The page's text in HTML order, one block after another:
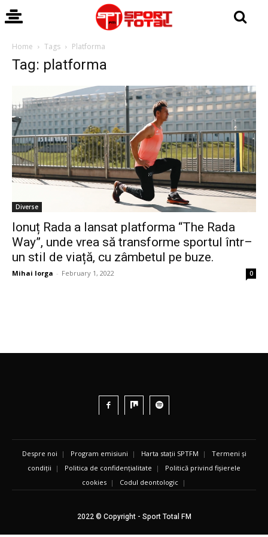
Home Tags Platforma
Tag: platforma
Diverse
Ionuț Rada a lansat platforma “The Rada
Way”, unde vrea să transforme sportul într–
un stil de viață, cu zâmbetul pe buze.
Mihai Iorga - February 1, 2022 0
Despre noi | Program emisiuni | Harta stații SPTFM | Termeni și
condiții | Politica de confidențialitate | Politică privind fișierele
cookies | Codul deontologic |
2022 © Copyright - Sport Total FM